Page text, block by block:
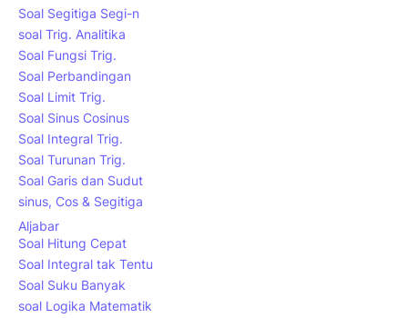
Soal Segitiga Segi-n
soal Trig. Analitika
Soal Fungsi Trig.
Soal Perbandingan
Soal Limit Trig.
Soal Sinus Cosinus
Soal Integral Trig.
Soal Turunan Trig.
Soal Garis dan Sudut
sinus, Cos & Segitiga
Aljabar
Soal Hitung Cepat
Soal Integral tak Tentu
Soal Suku Banyak
soal Logika Matematik